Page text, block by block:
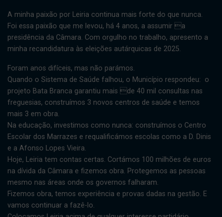
A minha paixão por Leiria continua mais forte do que nunca.
Foi essa paixão que me levou, há 4 anos, a assumir a
presidência da Câmara. Com orgulho no trabalho, apresento a
minha recandidatura às eleições autárquicas de 2025.
Foram anos difíceis, mas não parámos.
Quando o Sistema de Saúde falhou, o Município respondeu: o
projeto Bata Branca garantiu mais de 40 mil consultas nas
freguesias, construímos 3 novos centros de saúde e temos
mais 3 em obra.
Na educação, investimos como nunca: construímos o Centro
Escolar dos Marrazes e requalificámos escolas como a D. Dinis
e a Afonso Lopes Vieira.
Hoje, Leiria tem contas certas. Cortámos 100 milhões de euros
na dívida da Câmara e fizemos obra. Protegemos as pessoas
mesmo nas áreas onde os governos falharam.
Fizemos obra, temos experiência e provas dadas na gestão. E
vamos continuar a fazê-lo.